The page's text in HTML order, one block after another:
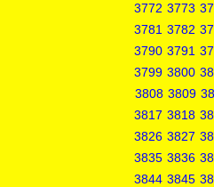
3772 3773
3781 3782
3790 3791
3799 3800
3808 3809
3817 3818
3826 3827
3835 3836
3844 3845